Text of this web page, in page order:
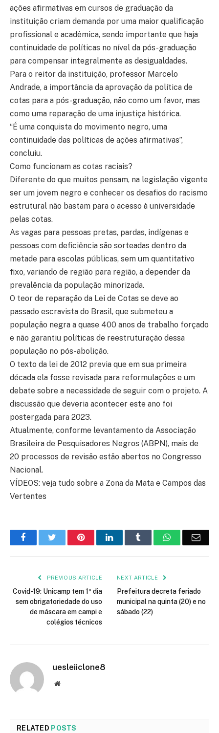
ações afirmativas em cursos de graduação da
instituição criam demanda por uma maior qualificação
profissional e acadêmica, sendo importante que haja
continuidade de políticas no nível da pós-graduação
para compensar integralmente as desigualdades.
Para o reitor da instituição, professor Marcelo
Andrade, a importância da aprovação da política de
cotas para a pós-graduação, não como um favor, mas
como uma reparação de uma injustiça histórica.
“É uma conquista do movimento negro, uma
continuidade das políticas de ações afirmativas”,
concluiu.
Como funcionam as cotas raciais?
Diferente do que muitos pensam, na legislação vigente
ser um jovem negro e conhecer os desafios do racismo
estrutural não bastam para o acesso à universidade
pelas cotas.
As vagas para pessoas pretas, pardas, indígenas e
pessoas com deficiência são sorteadas dentro da
metade para escolas públicas, sem um quantitativo
fixo, variando de região para região, a depender da
prevalência da população minorizada.
O teor de reparação da Lei de Cotas se deve ao
passado escravista do Brasil, que submeteu a
população negra a quase 400 anos de trabalho forçado
e não garantiu políticas de reestruturação dessa
população no pós-abolição.
O texto da lei de 2012 previa que em sua primeira
década ela fosse revisada para reformulações e um
debate sobre a necessidade de seguir com o projeto. A
discussão que deveria acontecer este ano foi
postergada para 2023.
Atualmente, conforme levantamento da Associação
Brasileira de Pesquisadores Negros (ABPN), mais de
20 processos de revisão estão abertos no Congresso
Nacional.
VÍDEOS: veja tudo sobre a Zona da Mata e Campos das
Vertentes
FacebookTwitter PinterestLinkedIn Tumblr WhatsApp
PREVIOUS ARTICLE
Covid-19: Unicamp tem 1º dia
sem obrigatoriedade do uso
de máscara em campi e
colégios técnicos
NEXT ARTICLE
Prefeitura decreta feriado
municipal na quinta (20) e no
sábado (22)
uesleiiclone8
Website
RELATED POSTS